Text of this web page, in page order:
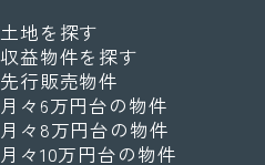
土地を探す
収益物件を探す
先行販売物件
月々6万円台の物件
月々8万円台の物件
月々10万円台の物件